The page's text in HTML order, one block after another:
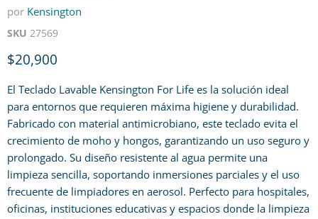
por Kensington
SKU 27569
Precio actual
$20,900
El Teclado Lavable Kensington For Life es la solución ideal
para entornos que requieren máxima higiene y durabilidad.
Fabricado con material antimicrobiano, este teclado evita el
crecimiento de moho y hongos, garantizando un uso seguro y
prolongado. Su diseño resistente al agua permite una
limpieza sencilla, soportando inmersiones parciales y el uso
frecuente de limpiadores en aerosol. Perfecto para hospitales,
oficinas, instituciones educativas y espacios donde la limpieza